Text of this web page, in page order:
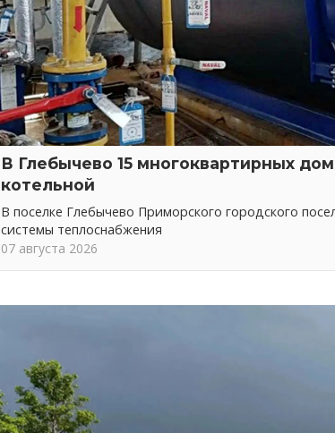
В Глебычево 15 многоквартирных
котельной
В поселке Глебычево Приморского городского
системы теплоснабжения
07 августа 2026